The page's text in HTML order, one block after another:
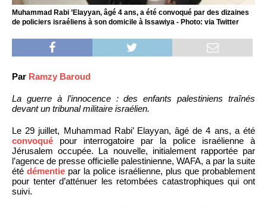
Muhammad Rabi ’Elayyan, âgé 4 ans, a été convoqué par des dizaines
de policiers israéliens à son domicile à Issawiya - Photo: via Twitter
Par Ramzy Baroud
La guerre à l’innocence : des enfants palestiniens traînés
devant un tribunal militaire israélien.
Le 29 juillet, Muhammad Rabi’ Elayyan, âgé de 4 ans, a été
convoqué pour interrogatoire par la police israélienne à
Jérusalem occupée. La nouvelle, initialement rapportée par
l’agence de presse officielle palestinienne, WAFA, a par la suite
été démentie par la police israélienne, plus que probablement
pour tenter d’atténuer les retombées catastrophiques qui ont
suivi.